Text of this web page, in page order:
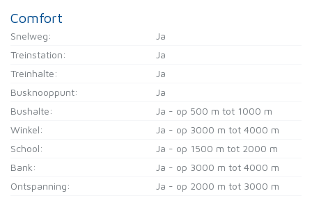
Comfort
Snelweg:
Ja
Treinstation:
Ja
Treinhalte:
Ja
Busknooppunt:
Ja
Bushalte:
Ja - op 500 m tot 1000 m
Winkel:
Ja - op 3000 m tot 4000 m
School:
Ja - op 1500 m tot 2000 m
Bank:
Ja - op 3000 m tot 4000 m
Ontspanning:
Ja - op 2000 m tot 3000 m